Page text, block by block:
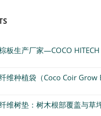
板生产厂家—COCO HITECH
维种植袋（Coco Coir Grow
维树垫：树木根部覆盖与草